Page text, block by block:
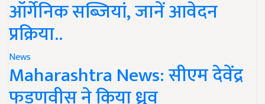
ऑर्गेनिक सब्जियां, जानें आवेदन
प्रक्रिया..
News
Maharashtra News: सीएम देवेंद्र
फडणवीस ने किया ध्रुव